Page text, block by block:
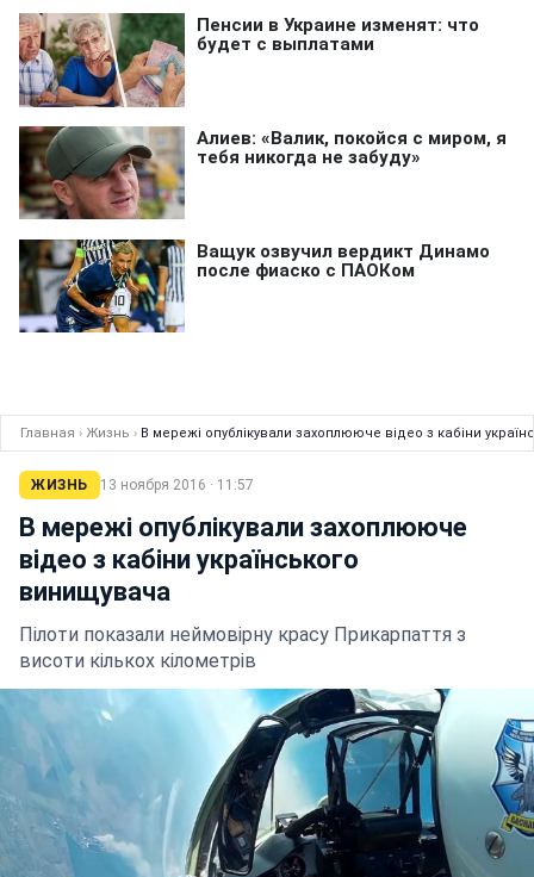
Главная › Жизнь › В мережі опублікували захоплююче відео з кабіни
ЖИЗНЬ 13 ноября 2016 · 11:57
В мережі опублікували захоплююче
відео з кабіни українського
винищувача
Пілоти показали неймовірну красу Прикарпаття з
висоти кількох кілометрів